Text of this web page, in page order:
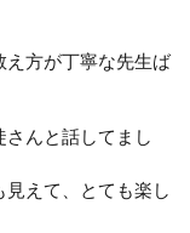
え方が丁寧な先生ば
んと話してまし
えて、とても楽し